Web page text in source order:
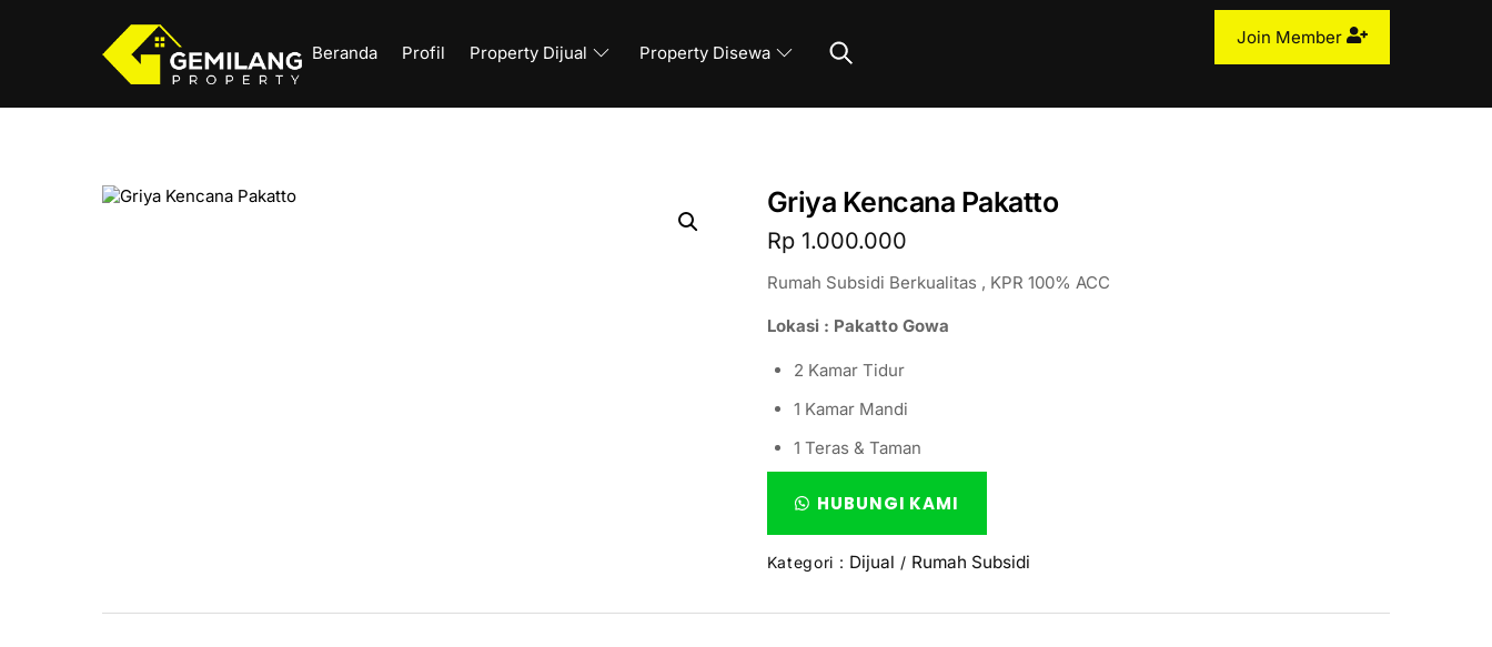
Beranda Profil Property Dijual Property Disewa
Join Member
Griya Kencana Pakatto
Rp1.000.000
Rumah Subsidi Berkualitas , KPR 100% ACC
Lokasi : Pakatto Gowa
2 Kamar Tidur
1 Kamar Mandi
1 Teras & Taman
HUBUNGI KAMI
Kategori : Dijual / Rumah Subsidi